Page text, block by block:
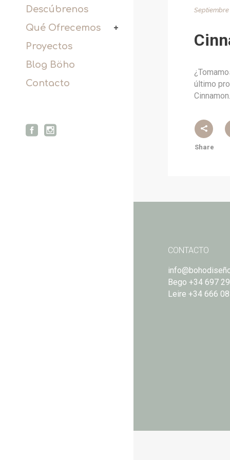
Descúbrenos
Qué Ofrecemos
Proyectos
Blog Böho
Contacto
Septiembre
último
Share
CONTACTO
Bego +34 697
Leire +34 666